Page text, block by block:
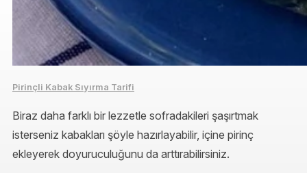
Pirinçli Kabak Sıyırma Tarifi
Biraz daha farklı bir lezzetle sofradakileri şaşırtmak
isterseniz kabakları şöyle hazırlayabilir, içine pirinç
ekleyerek doyuruculuğunu da arttırabilirsiniz.